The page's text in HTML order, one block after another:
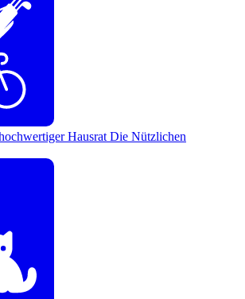
Hausrat Die Nützlichen